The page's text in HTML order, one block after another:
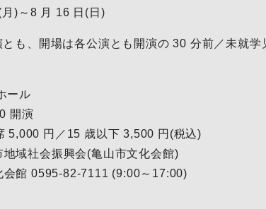
)～8 月 16 日(日)
も、開場は各公演とも開演の 30 分前／未就学
ール
開演
5,000 円／15 歳以下 3,500 円(税込)
域社会振興会(亀山市文化会館)
会館 0595-82-7111 (9:00～17:00)